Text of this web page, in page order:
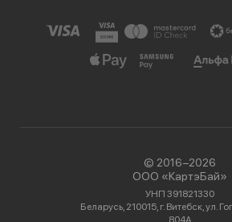
© 2016−2026
ООО «КартэБай»
УНП 391821330
Беларусь, 210015, г. Витебск, ул.
804А